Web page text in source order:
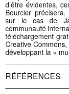
d’être évidentes,
Bourcier
sur le cas de
communauté
téléchargement
Creative
développant la «
RÉFÉRENCES